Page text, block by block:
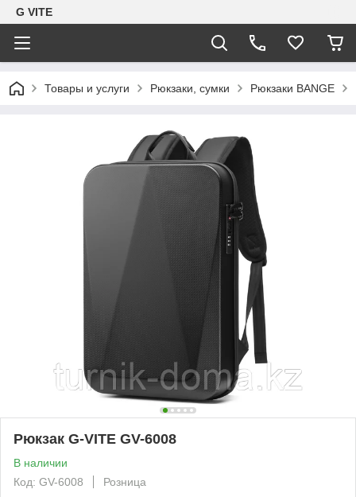
G VITE
Товары и услуги Рюкзаки, сумки Рюкзаки BANGE
Рюкзак G-VITE GV-6008
В наличии
Код: GV-6008
Розница